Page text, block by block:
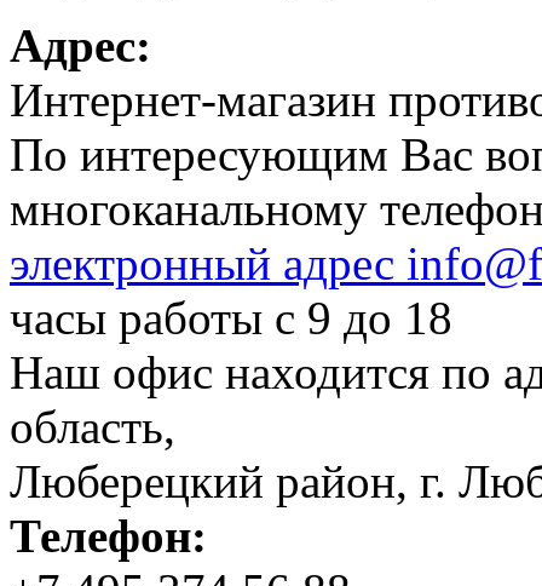
Адрес:
Интернет-магазин
По интересующим Вас
многоканальному
электронный адрес
часы работы с 9 до 18
Наш офис находится по
область,
Люберецкий район, г.
Телефон: